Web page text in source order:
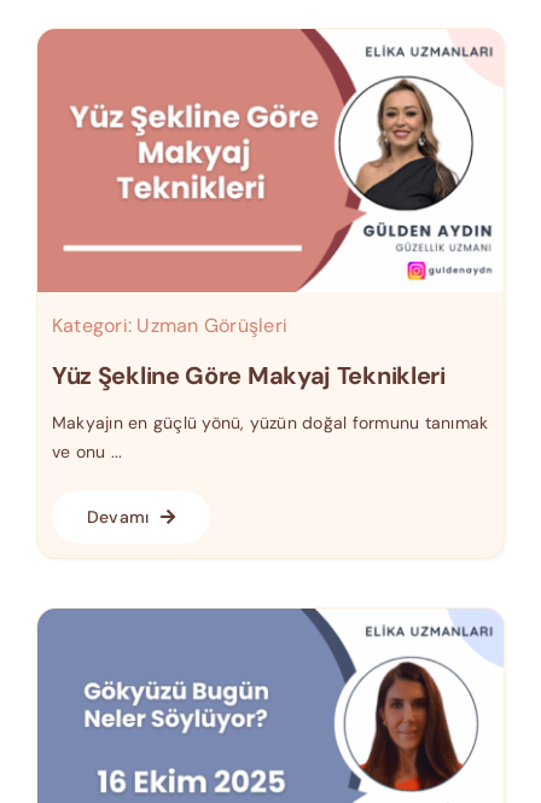
Kategori: Uzman Görüşleri
Yüz Şekline Göre Makyaj Teknikleri
Makyajın en güçlü yönü, yüzün doğal formunu tanımak
ve onu ...
Devamı